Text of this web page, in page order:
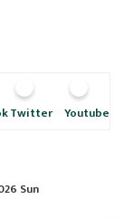
Twitter Youtube
Sun